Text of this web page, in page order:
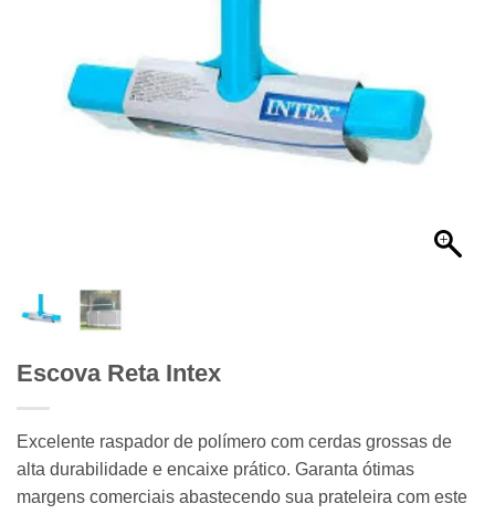
Escova Reta Intex
Excelente raspador de polímero com cerdas grossas de
alta durabilidade e encaixe prático. Garanta ótimas
margens comerciais abastecendo sua prateleira com este